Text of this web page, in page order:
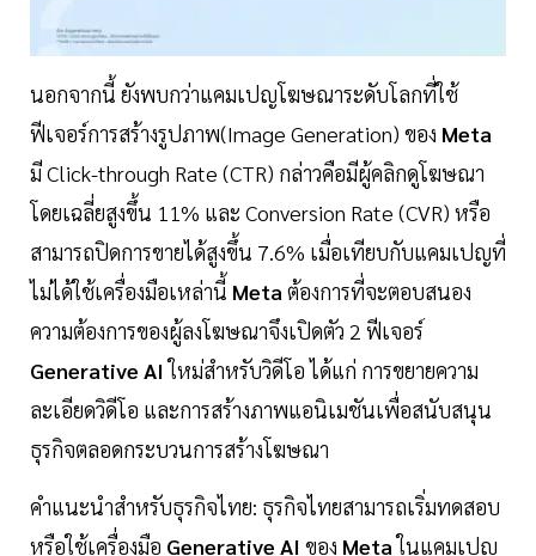
นอกจากนี้ ยังพบกว่าแคมเปญโฆษณาระดับโลกที่ใช้
ฟีเจอร์การสร้างรูปภาพ(Image Generation) ของ Meta
มี Click-through Rate (CTR) กล่าวคือมีผู้คลิกดูโฆษณา
โดยเฉลี่ยสูงขึ้น 11% และ Conversion Rate (CVR) หรือ
สามารถปิดการขายได้สูงขึ้น 7.6% เมื่อเทียบกับแคมเปญที่
ไม่ได้ใช้เครื่องมือเหล่านี้ Meta ต้องการที่จะตอบสนอง
ความต้องการของผู้ลงโฆษณาจึงเปิดตัว 2 ฟีเจอร์
Generative AIใหม่สำหรับวิดีโอ ได้แก่ การขยายความ
ละเอียดวิดีโอ และการสร้างภาพแอนิเมชันเพื่อสนับสนุน
ธุรกิจตลอดกระบวนการสร้างโฆษณา
คำแนะนำสำหรับธุรกิจไทย: ธุรกิจไทยสามารถเริ่มทดสอบ
หรือใช้เครื่องมือ Generative AI ของ Metaในแคมเปญ